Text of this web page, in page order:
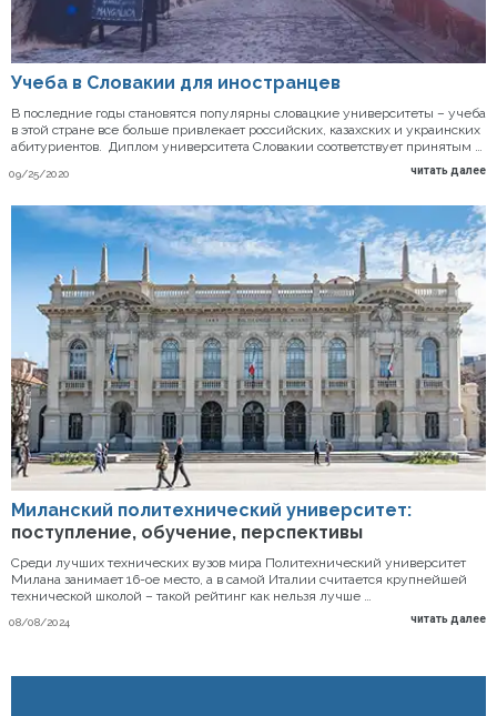
Учеба в Словакии для иностранцев
09/25/2020
В последние годы становятся популярны словацкие университеты – учеба
в этой стране все больше привлекает российских, казахских и украинских
абитуриентов. Диплом университета Словакии соответствует принятым …
читать далее
Миланский политехнический университет:
поступление, обучение, перспективы
08/08/2024
Среди лучших технических вузов мира Политехнический университет
Милана занимает 16-ое место, а в самой Италии считается крупнейшей
технической школой – такой рейтинг как нельзя лучше …
читать далее